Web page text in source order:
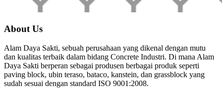
About Us
Alam Daya Sakti, sebuah perusahaan yang dikenal dengan mutu
dan kualitas terbaik dalam bidang Concrete Industri. Di mana Alam
Daya Sakti berperan sebagai produsen berbagai produk seperti
paving block, ubin teraso, bataco, kanstein, dan grassblock yang
sudah sesuai dengan standard ISO 9001:2008.